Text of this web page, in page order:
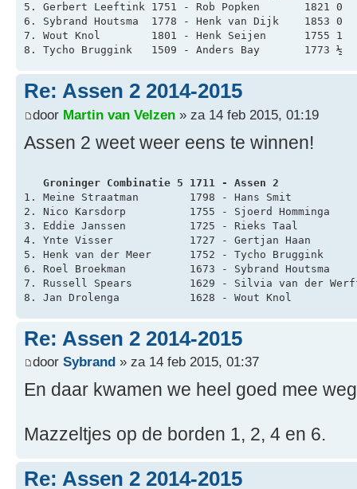
5. Gerbert Leeftink 1751 - Rob Popken       1821 0
6. Sybrand Houtsma  1778 - Henk van Dijk    1853 0
7. Wout Knol        1801 - Henk Seijen      1755 1
8. Tycho Bruggink   1509 - Anders Bay       1773 ½
Re: Assen 2 2014-2015
door Martin van Velzen » za 14 feb 2015, 01:19
Assen 2 weet weer eens te winnen!
Groninger Combinatie 5 1711 - Assen 2
1. Meine Straatman        1798 - Hans Smit
2. Nico Karsdorp          1755 - Sjoerd Homminga
3. Eddie Janssen          1725 - Rieks Taal
4. Ynte Visser            1727 - Gertjan Haan
5. Henk van der Meer      1752 - Tycho Bruggink
6. Roel Broekman          1673 - Sybrand Houtsma
7. Russell Spears         1629 - Silvia van der
8. Jan Drolenga           1628 - Wout Knol
Re: Assen 2 2014-2015
door Sybrand » za 14 feb 2015, 01:37
En daar kwamen we heel goed mee
Mazzeltjes op de borden 1, 2, 4 en 6.
Re: Assen 2 2014-2015